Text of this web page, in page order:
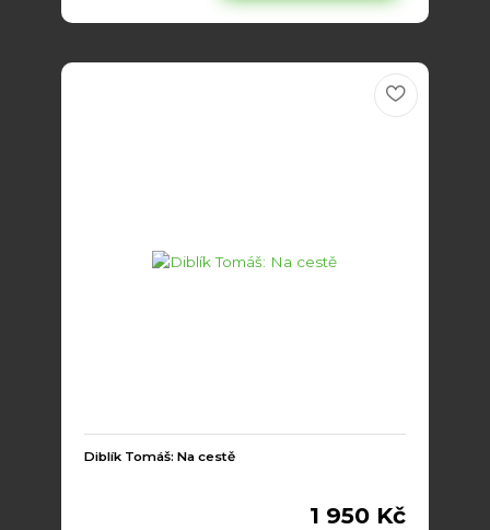
Diblík Tomáš: Na cestě
1 950 Kč